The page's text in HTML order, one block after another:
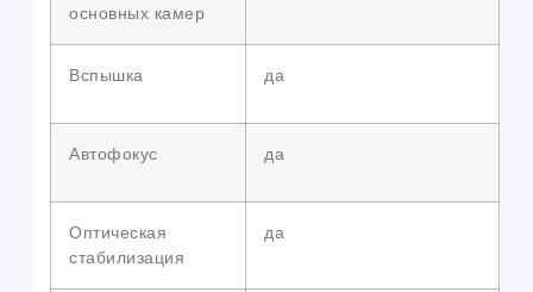
основных камер
Вспышка да
Автофокус да
Оптическая
стабилизация
да